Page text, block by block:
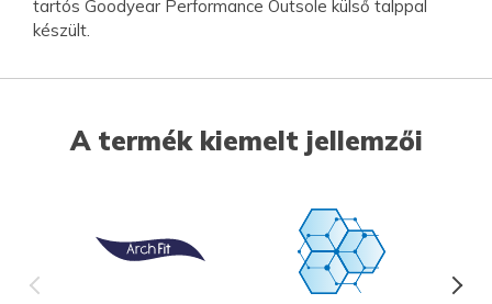
tartós Goodyear Performance Outsole külső talppal
készült.
A termék kiemelt jellemzői